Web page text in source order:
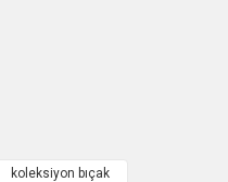
koleksiyon bıçak